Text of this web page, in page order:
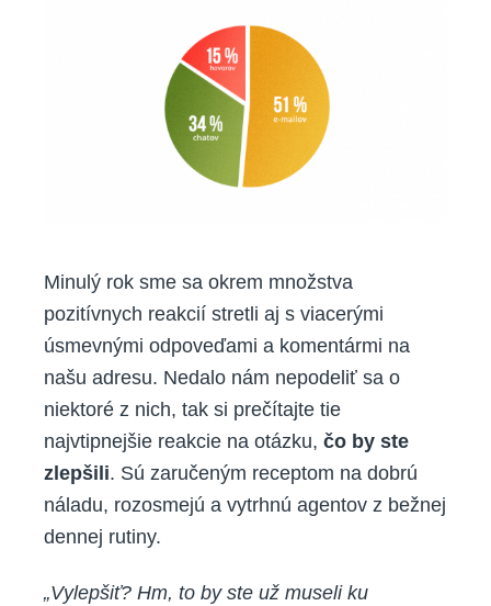
Minulý rok sme sa okrem množstva
pozitívnych reakcií stretli aj s viacerými
úsmevnými odpoveďami a komentármi na
našu adresu. Nedalo nám nepodeliť sa o
niektoré z nich, tak si prečítajte tie
najvtipnejšie reakcie na otázku, čo by ste
zlepšili. Sú zaručeným receptom na dobrú
náladu, rozosmejú a vytrhnú agentov z bežnej
dennej rutiny.
„Vylepšiť? Hm, to by ste už museli ku